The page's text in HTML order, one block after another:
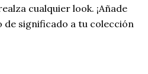
cualquier look. ¡Añade
de significado a tu colección